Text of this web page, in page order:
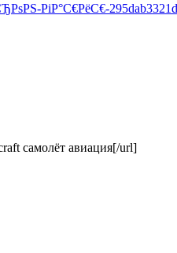
РіР°С€РёС€-
самолёт авиация[/url]